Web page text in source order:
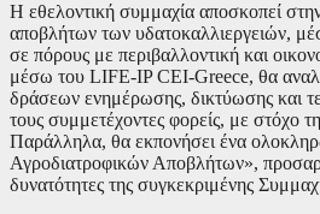
Η εθελοντική συμμαχία αποσκοπεί
αποβλήτων των υδατοκαλλιεργειών,
σε πόρους με περιβαλλοντική και
μέσω του LIFE-IP CEI-Greece, θα
δράσεων ενημέρωσης, δικτύωσης και
τους συμμετέχοντες φορείς, με στόχο
Παράλληλα, θα εκπονήσει ένα
Αγροδιατροφικών Αποβλήτων»,
δυνατότητες της συγκεκριμένης